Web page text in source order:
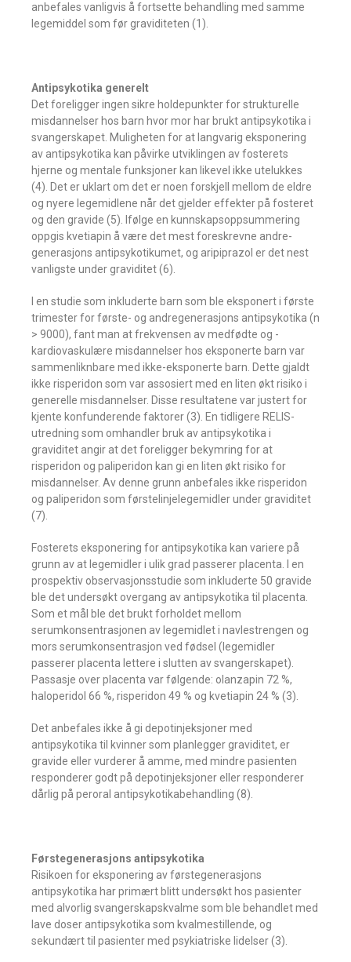
anbefales vanligvis å ­fortsette behandling med samme
legemiddel som før graviditeten (1).
Antipsykotika generelt
Det foreligger ingen sikre holdepunkter for strukturelle
misdannelser hos barn hvor mor har brukt antipsykotika i
svangerskapet. Muligheten for at langvarig eksponering
av antipsykotika kan påvirke utviklingen av fosterets
hjerne og mentale funksjoner kan likevel ikke utelukkes
(4). Det er uklart om det er noen forskjell mellom de eldre
og nyere legemidlene når det gjelder effekter på fosteret
og den gravide (5). Ifølge en kunnskapsoppsummering
oppgis kvetiapin å være det mest foreskrevne andre­
generasjons antipsykotikumet, og aripiprazol er det nest
vanligste under graviditet (6).
I en studie som inkluderte barn som ble eksponert i første
trimester for ­første- og andregenerasjons antipsykotika (n
> 9000), fant man at frekvensen av ­medfødte og ­
kardiovaskulære misdannelser hos eksponerte barn var
sammenliknbare med ikke-eksponerte barn. Dette gjaldt
ikke risperidon som var assosiert med en liten økt risiko i
generelle misdannelser. Disse ­resultatene var justert for
kjente ­konfunderende faktorer (3). En tidligere RELIS-
utredning som omhandler bruk av antipsykotika i
graviditet angir at det foreligger bekymring for at
risperidon og paliperidon kan gi en liten økt risiko for
misdannelser. Av denne grunn anbefales ikke risperidon
og paliperidon som førstelinjelegemidler under graviditet
(7).
Fosterets eksponering for antipsykotika kan variere på
grunn av at legemidler i ulik grad passerer placenta. I en
prospektiv observasjonsstudie som inkluderte 50 gravide
ble det undersøkt overgang av antipsykotika til placenta.
Som et mål ble det brukt forholdet mellom
serumkonsentrasjonen av legemidlet i navlestrengen og
mors serumkonsentrasjon ved fødsel ­(legemidler
passerer placenta lettere i slutten av ­svangerskapet).
Passasje over placenta var følgende: olanzapin 72 %,
haloperidol 66 %, risperidon 49 % og ­kvetiapin 24 % (3).
Det anbefales ikke å gi depotinjeksjoner med
antipsykotika til kvinner som ­planlegger graviditet, er
gravide eller vurderer å amme, med mindre pasienten
responderer godt på depotinjeksjoner eller responderer
dårlig på peroral antipsykotikabehandling (8).
Førstegenerasjons antipsykotika
Risikoen for eksponering av førstegenerasjons
antipsykotika har primært blitt undersøkt hos pasienter
med alvorlig svangerskapskvalme som ble behandlet med
lave doser antipsykotika som ­kvalmestillende, og
sekundært til pasienter med psykiatriske lidelser (3).